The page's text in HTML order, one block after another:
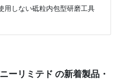
用しない砥粒内包型研磨工具
ーリミテド の新着製品・